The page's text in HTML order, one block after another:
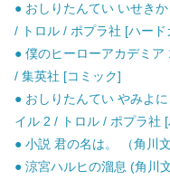
● おしりたんてい いせき
/ トロル / ポプラ社 [ハード
● 僕のヒーローアカデミ
/ 集英社 [コミック]
● おしりたんてい やみよ
イル 2 / トロル / ポプラ社
● 小説 君の名は。 （角川
● 涼宮ハルヒの溜息 (角川